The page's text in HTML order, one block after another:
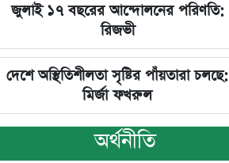
জুলাই ১৭ বছরের আন্দোলনের পরিণতি:
রিজভী
দেশে অস্থিতিশীলতা সৃষ্টির পাঁয়তারা চলছে:
মির্জা ফখরুল
অর্থনীতি